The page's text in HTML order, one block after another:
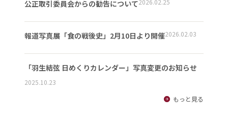
公正取引委員会からの勧告について
報道写真展「食の戦後史」2月10日より開催2026.02.03
「羽生結弦 日めくりカレンダー」写真変更のお知らせ
2025.10.23
もっと見る